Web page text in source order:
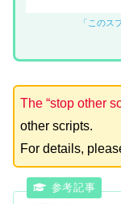
「このス
The “stop other
other scripts.
For details,